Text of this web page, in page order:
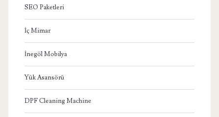
SEO Paketleri
İç Mimar
İnegöl Mobilya
Yük Asansörü
DPF Cleaning Machine